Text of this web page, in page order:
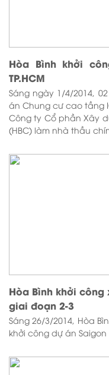
Hòa Bình khởi
TP.HCM
Sáng ngày 1/4/2014,
án Chung cư cao tầng
Công ty Cổ phần Xây
(HBC) làm nhà thầu
Hòa Bình khởi
giai đoạn 2-3
Sáng 26/3/2014, Hòa
khởi công dự án Saigon